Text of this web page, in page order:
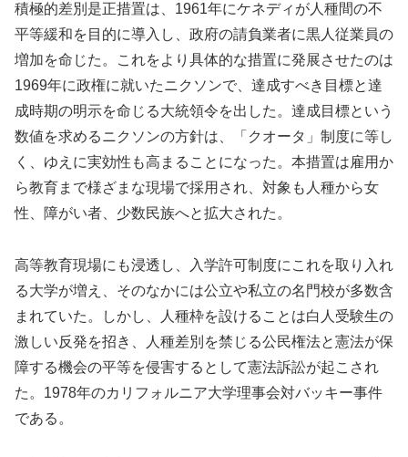
積極的差別是正措置は、1961年にケネディが人種間の不
平等緩和を目的に導入し、政府の請負業者に黒人従業員の
増加を命じた。これをより具体的な措置に発展させたのは
1969年に政権に就いたニクソンで、達成すべき目標と達
成時期の明示を命じる大統領令を出した。達成目標という
数値を求めるニクソンの方針は、「クオータ」制度に等し
く、ゆえに実効性も高まることになった。本措置は雇用か
ら教育まで様ざまな現場で採用され、対象も人種から女
性、障がい者、少数民族へと拡大された。
高等教育現場にも浸透し、入学許可制度にこれを取り入れ
る大学が増え、そのなかには公立や私立の名門校が多数含
まれていた。しかし、人種枠を設けることは白人受験生の
激しい反発を招き、人種差別を禁じる公民権法と憲法が保
障する機会の平等を侵害するとして憲法訴訟が起こされ
た。1978年のカリフォルニア大学理事会対バッキー事件
である。